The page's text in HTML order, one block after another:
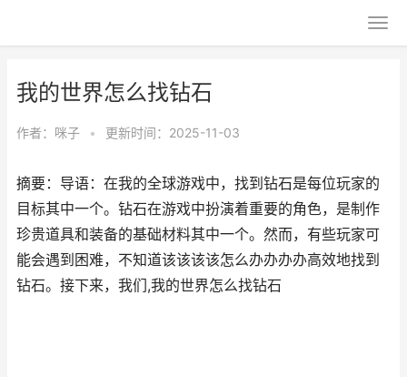
我的世界怎么找钻石
作者： 咪子 • 更新时间：2025-11-03
摘要：导语：在我的全球游戏中，找到钻石是每位玩家的
目标其中一个。钻石在游戏中扮演着重要的角色，是制作
珍贵道具和装备的基础材料其中一个。然而，有些玩家可
能会遇到困难，不知道该该该该怎么办办办办高效地找到
钻石。接下来，我们,我的世界怎么找钻石